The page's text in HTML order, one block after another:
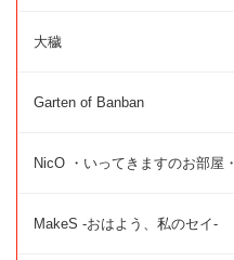
大穢
Garten of Banban
NicO ・いってきますのお部屋・
MakeS -おはよう、私のセイ-